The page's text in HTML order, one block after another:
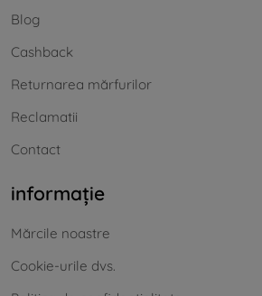
Blog
Cashback
Returnarea mărfurilor
Reclamatii
Contact
informație
Mărcile noastre
Cookie-urile dvs.